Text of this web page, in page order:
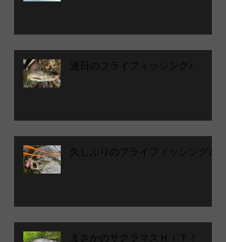
連日のフライフィッシング♪
久しぶりのフライフィッシング♪
まさかのサクラマスＨＩＴ！